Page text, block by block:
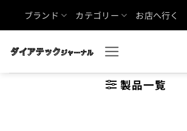
ブランド カテゴリー お店へ行く
製品一覧